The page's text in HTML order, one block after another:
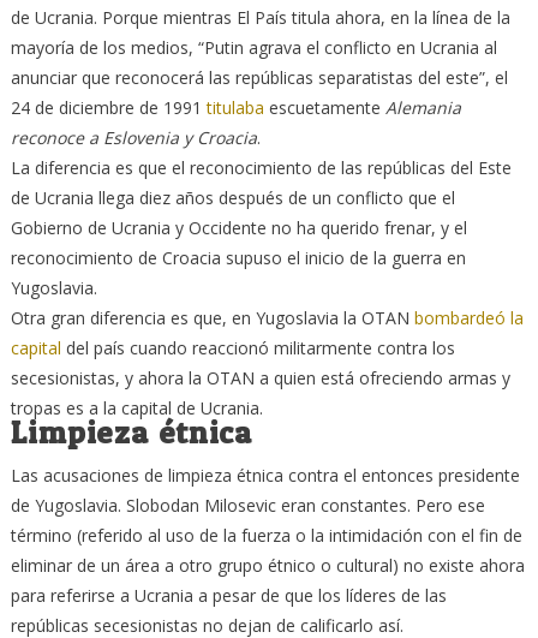
de Ucrania. Porque mientras El País titula ahora, en la línea de la
mayoría de los medios, “Putin agrava el conflicto en Ucrania al
anunciar que reconocerá las repúblicas separatistas del este”, el
24 de diciembre de 1991titulaba escuetamente Alemania
reconoce a Eslovenia y Croacia.
La diferencia es que el reconocimiento de las repúblicas del Este
de Ucrania llega diez años después de un conflicto que el
Gobierno de Ucrania y Occidente no ha querido frenar, y el
reconocimiento de Croacia supuso el inicio de la guerra en
Yugoslavia.
Otra gran diferencia es que, en Yugoslavia la OTAN bombardeó la
capital del país cuando reaccionó militarmente contra los
secesionistas, y ahora la OTAN a quien está ofreciendo armas y
tropas es a la capital de Ucrania.
Limpieza étnica
Las acusaciones de limpieza étnica contra el entonces presidente
de Yugoslavia. Slobodan Milosevic eran constantes. Pero ese
término (referido al uso de la fuerza o la intimidación con el fin de
eliminar de un área a otro grupo étnico o cultural) no existe ahora
para referirse a Ucrania a pesar de que los líderes de las
repúblicas secesionistas no dejan de calificarlo así.